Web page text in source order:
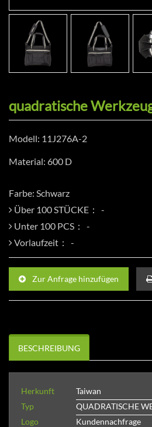
quadratische
Modell: 11J276A-2
Material: 600 D
Farbe: Schwarz
Über 100 STÜCKE：
Unter 100 PCS：
Vorlaufzeit：
Zur Anfrage hinzufügen
BESCHREIBUNG
Herkunft
Taiwan
Typ
QUADRATISCHE
Logo
Kundennachfrage